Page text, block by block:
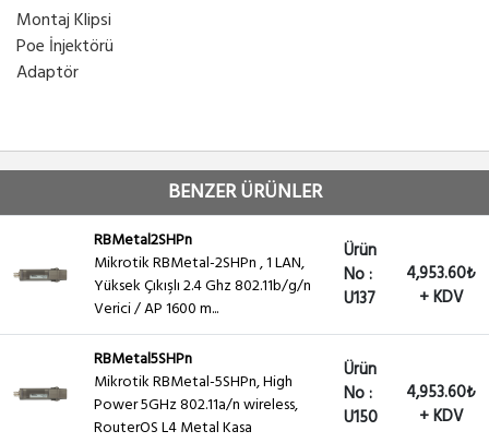
Montaj Klipsi
Poe İnjektörü
Adaptör
BENZER ÜRÜNLER
RBMetal2SHPn
Mikrotik RBMetal-2SHPn , 1 LAN,
Yüksek Çıkışlı 2.4 Ghz 802.11b/g/n
Verici / AP 1600 m...
Ürün
No :
U137
4,953.60₺
+ KDV
RBMetal5SHPn
Mikrotik RBMetal-5SHPn, High
Power 5GHz 802.11a/n wireless,
RouterOS L4 Metal Kasa
Ürün
No :
U150
4,953.60₺
+ KDV